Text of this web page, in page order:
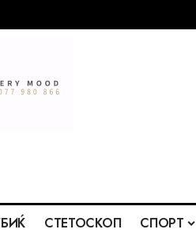
СТЕТОСКОП СПОРТ